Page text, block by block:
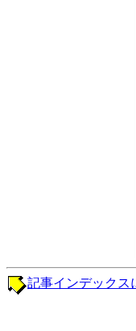
記事インデックス